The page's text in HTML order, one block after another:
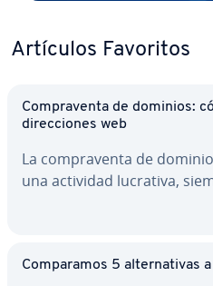
Artículos Favoritos
Co­m­pra­ve­n­ta de dominios:
di­re­c­cio­nes web
La co­m­pra­ve­n­ta de
una actividad lucrativa,
Co­m­pa­ra­mos 5 al­te­r­na­ti­vas